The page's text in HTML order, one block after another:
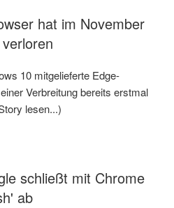
hat im November
10 mitgelieferte Edge-
Verbreitung bereits erstmal
lesen...)
schließt mit Chrome
ab